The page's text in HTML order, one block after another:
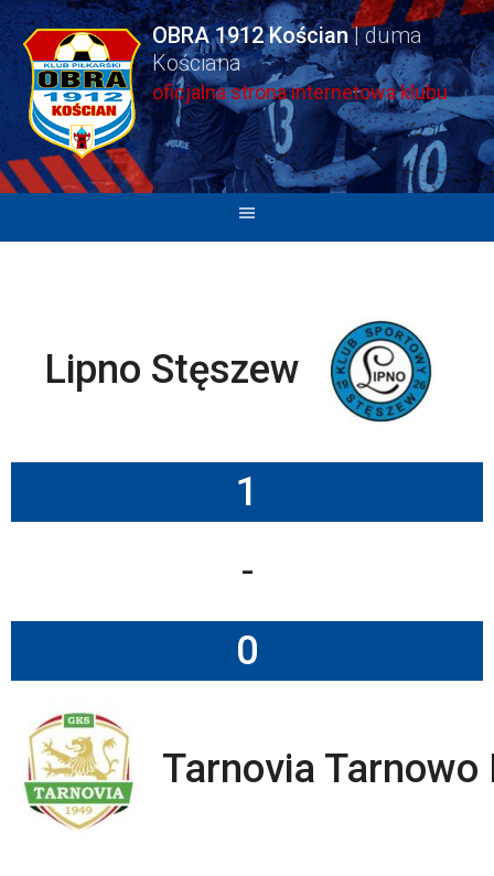
Skip
to
content
OBRA 1912 Kościan
oficjalna strona internetowa klubu
Lipno Stęszew
1
-
0
Tarnovia Tarnowo